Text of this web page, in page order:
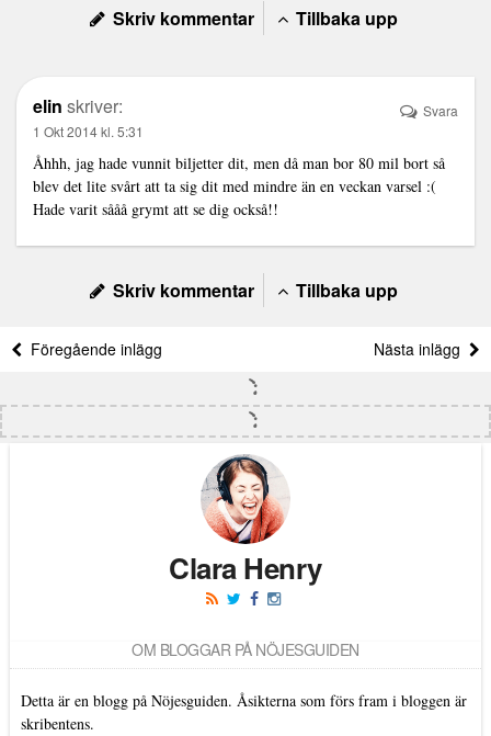
Skriv kommentar Tillbaka upp
elin skriver:
1 Okt 2014 kl. 5:31
Åhhh, jag hade vunnit biljetter dit, men då man bor 80 mil bort så
blev det lite svårt att ta sig dit med mindre än en veckan varsel :(
Hade varit sååå grymt att se dig också!!
Svara
Skriv kommentar Tillbaka upp
Föregående inlägg Nästa inlägg
Clara Henry
OM BLOGGAR PÅ NÖJESGUIDEN
Detta är en blogg på Nöjesguiden. Åsikterna som förs fram i bloggen är
skribentens.